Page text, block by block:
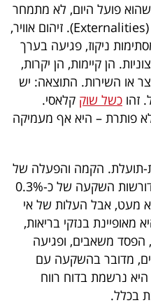
פועל היום, לא מתמחר
Externalities). זיהום אוויר,
ניקוז, פגיעה בערך
הן קיימות, הן יקרות,
או השירות. התוצאה: יש
זהו כשל שוק קלאסי.
פותרת – היא אף מעמיקה
תועלת. הקמה והפעלה של
מערכות ניהול פסולת מודרניות דורשות השקעה של כ-0.3%
לא מעט, אבל העלות של אי
בנזקי בריאות,
הפסד משאבים, ופגיעה
מדובר בהשקעה עם
נרשמת בדוח רווח
בכלל.